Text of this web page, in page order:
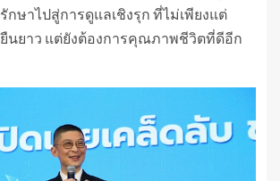
ษาไปสู่การดูแลเชิงรุก ที่ไม่เพียงแต่
นยาว แต่ยังต้องการคุณภาพชีวิตที่ดีอีก